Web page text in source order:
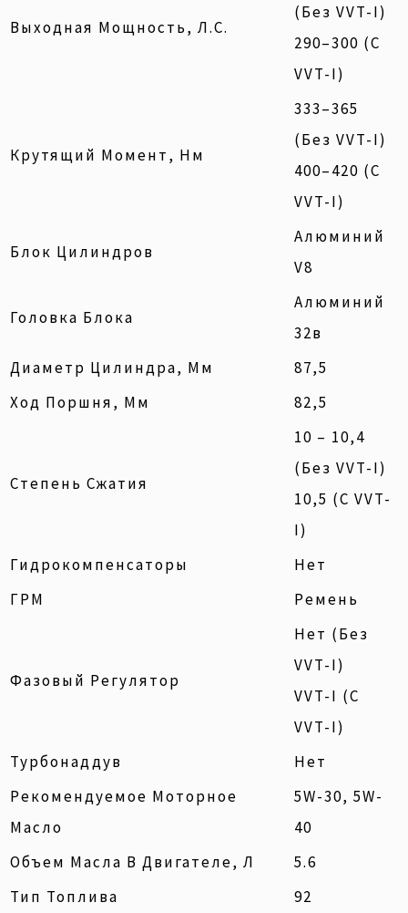
Выходная Мощность, Л.с.
(без VVT-I)
290–300 (с
VVT-I)
Крутящий Момент, Нм
333–365
(без VVT-I)
400–420 (с
VVT-I)
Блок Цилиндров
Алюминий
V8
Головка Блока
Алюминий
32в
Диаметр Цилиндра, Мм
87,5
Ход Поршня, Мм
82,5
Степень Сжатия
10 – 10,4
(без VVT-I)
10,5 (с VVT-
I)
Гидрокомпенсаторы
Нет
ГРМ
Ремень
Фазовый Регулятор
Нет (без
VVT-I)
VVT-I (с
VVT-I)
Турбонаддув
Нет
Рекомендуемое Моторное
Масло
5W-30, 5W-
40
Объем Масла В Двигателе, Л
5.6
Тип Топлива
92